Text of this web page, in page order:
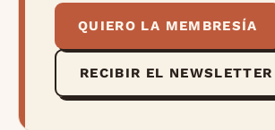
QUIERO LA MEMBRESÍA
RECIBIR EL NEWSLETTER